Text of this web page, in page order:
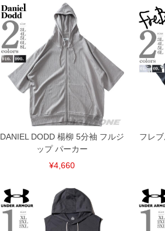
返品交換希望の方は、商品到着後1週間以内にご連絡く
下着(肌着)やワイシャツは商品の性質上、返品交換不
ご了承くださいませ。
※【ボトムの裾上げをご希望の場合】
裾上げ料金は500円+税となります。
備考欄に股下●cmとご記入下さい。（裾上げ無料対象
上の品が対象。1本5,999円以下の商品は有料（500円+
出荷まで約1週間～20日間程お時間を頂く場合がござい
尚、裾上げした商品は返品・交換不可となりますので
一部、お直しに対応出来ない商品がございます。(例
いている、極端なデザインが施されている等)
※商品によって若干のサイズの誤差がございます。
ンピュータ画面）によって、商品の色味が若干異な
※当店での掲載商品は、実店鋪と在庫を共用してお
舗からのお取り寄せ等により、お客様にご迷惑をお
ITEM INTRODUCTION
DANIEL DODD 楊柳 5分袖 フルジ
ップ パーカー
¥4,660
フレ